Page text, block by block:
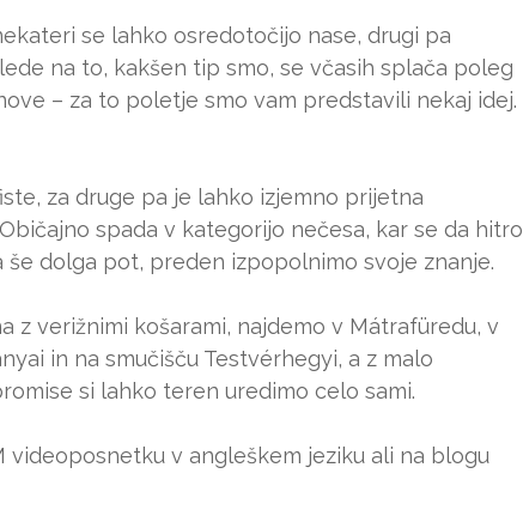
se lahko osredotočijo nase, drugi pa
na to, kakšen tip smo, se včasih splača poleg
– za to poletje smo vam predstavili nekaj idej.
za druge pa je lahko izjemno prijetna
spada v kategorijo nečesa, kar se da hitro
dolga pot, preden izpopolnimo svoje znanje.
z verižnimi košarami, najdemo v Mátrafüredu, v
in na smučišču Testvérhegyi, a z malo
si lahko teren uredimo celo sami.
v angleškem jeziku ali na blogu